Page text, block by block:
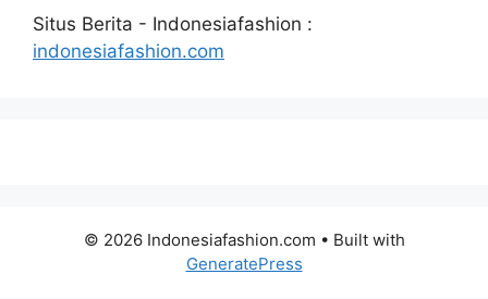
Situs Berita - Indonesiafashion :
indonesiafashion.com
© 2026 Indonesiafashion.com • Built with
GeneratePress